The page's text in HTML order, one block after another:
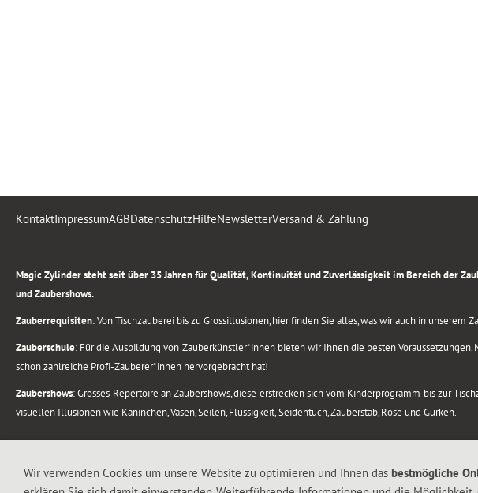
KontaktImpressumAGBDatenschutzHilfeNewsletterVersand & Zahlung
Magic Zylinder steht seit über 35 Jahren für Qualität, Kontinuität und Zuverlässigkeit im Bereich der
und Zaubershows.
Zauberrequisiten: Von Tischzauberei bis zu Grossillusionen, hier finden Sie alles, was wir auch in unserem
Zauberschule: Für die Ausbildung von Zauberkünstler*innen bieten wir Ihnen die besten
schon zahlreiche Profi-Zauberer*innen hervorgebracht hat!
Zaubershows: Grosses Repertoire an Zaubershows, diese erstrecken sich vom Kinderprogramm bis zur
visuellen Illusionen wie Kaninchen, Vasen, Seilen, Flüssigkeit, Seidentuch, Zauberstab, Rose und Gurken.
.
Alle Rechte vorbehalten. © 1988-2026 Magic Zylinder
Wir verwenden Cookies um unsere Website zu optimieren und Ihnen das bestmögliche